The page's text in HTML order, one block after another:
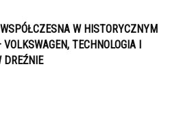
W HISTORYCZNYM
TECHNOLOGIA I
DREŹNIE